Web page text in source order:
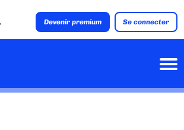
Devenir premium Se connecter